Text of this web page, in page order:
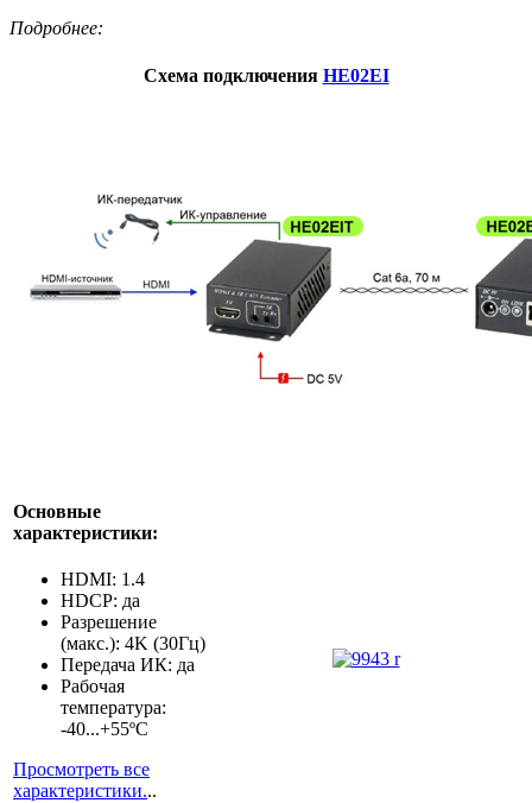
Подробнее:
Схема подключения HE02EI
Основные
характеристики:
HDMI: 1.4
HDCP: да
Разрешение
(макс.): 4K (30Гц)
Передача ИК: да
Рабочая
температура:
-40...+55ºC
Просмотреть все
характеристики...